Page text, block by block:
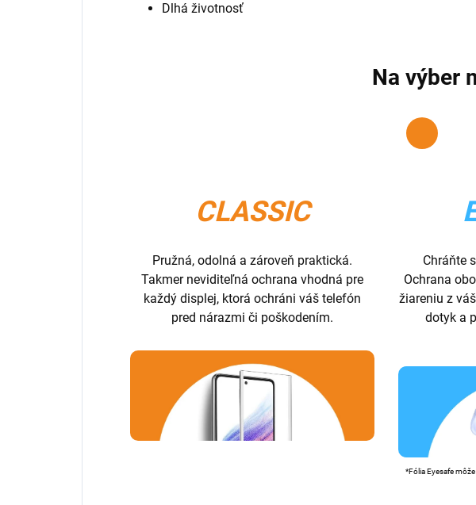
Dlhá životnosť
Na výber
CLASSIC
Pružná, odolná a zároveň praktická.
Takmer neviditeľná ochrana vhodná pre
každý displej, ktorá ochráni váš telefón
pred nárazmi či poškodením.
Chráňte
Ochrana
žiareniu z
dotyk a
*Fólia Eyesafe